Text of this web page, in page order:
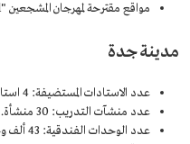
مواقع مقترحة لمهرجان المشجعين "FIFA Fan Festival": موقعان.
مدينة جدة
عدد الاستادات المستضيفة: 4 استادات.
عدد منشآت التدريب: 30 منشأة.
عدد الوحدات الفندقية: 43 ألف وحدة فندقية.